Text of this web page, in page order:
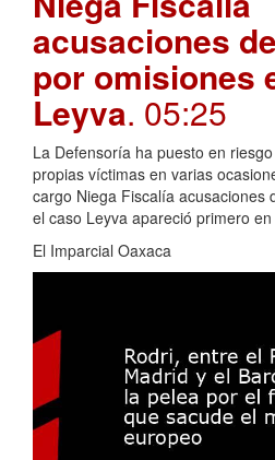
acusaciones
por omisiones
Leyva. 05:25
La Defensoría ha puesto en
propias víctimas en varias
cargo Niega Fiscalía acusaciones
el caso Leyva apareció primero
El Imparcial Oaxaca